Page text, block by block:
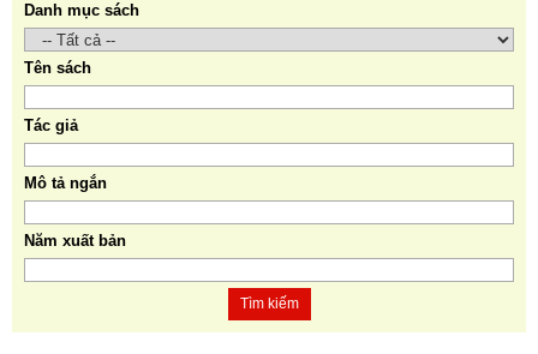
Danh mục sách
Tên sách
Tác giả
Mô tả ngắn
Năm xuất bản
Tìm kiếm